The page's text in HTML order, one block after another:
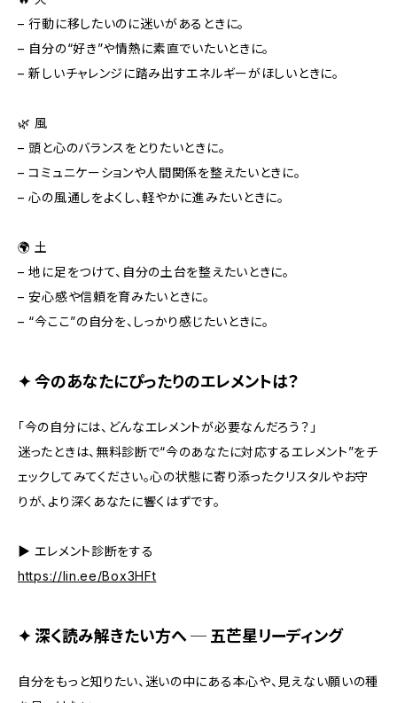
– 行動に移したいのに迷いがあるときに。
– 自分の“好き”や情熱に素直でいたいときに。
– 新しいチャレンジに踏み出すエネルギーがほしいときに。
🌿 風
– 頭と心のバランスをとりたいときに。
– コミュニケーションや人間関係を整えたいときに。
– 心の風通しをよくし、軽やかに進みたいときに。
🌍 土
– 地に足をつけて、自分の土台を整えたいときに。
– 安心感や信頼を育みたいときに。
– “今ここ”の自分を、しっかり感じたいときに。
✦ 今のあなたにぴったりのエレメントは？
「今の自分には、どんなエレメントが必要なんだろう？」
迷ったときは、無料診断で“今のあなたに対応するエレメント”をチ
ェックしてみてください。心の状態に寄り添ったクリスタルやお守
りが、より深くあなたに響くはずです。
▶︎ エレメント診断をする
https://lin.ee/Box3HFt
✦ 深く読み解きたい方へ ─ 五芒星リーディング
自分をもっと知りたい、迷いの中にある本心や、見えない願いの種